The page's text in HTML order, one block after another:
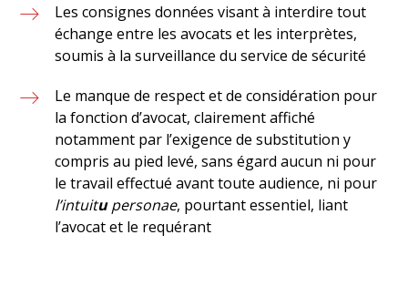
Les consignes données visant à interdire tout
échange entre les avocats et les interprètes,
soumis à la surveillance du service de sécurité
Le manque de respect et de considération pour
la fonction d’avocat, clairement affiché
notamment par l’exigence de substitution y
compris au pied levé, sans égard aucun ni pour
le travail effectué avant toute audience, ni pour
l’intuitupersonae, pourtant essentiel, liant
l’avocat et le requérant